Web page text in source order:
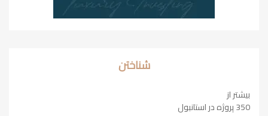
شناختن
بیشتر از
350 پروژه در استانبول